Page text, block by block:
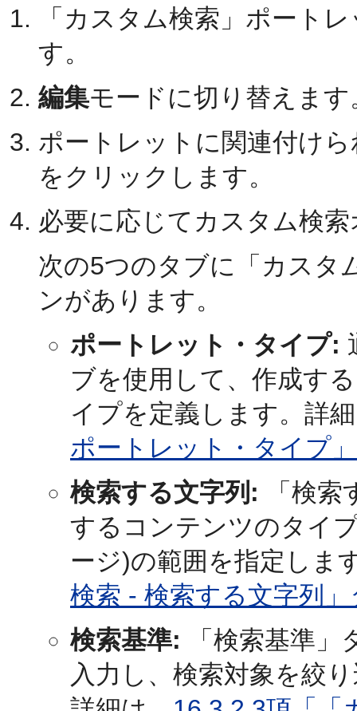
「カスタム検索」ポート
す。
編集モードに切り替えます
ポートレットに関連付け
をクリックします。
必要に応じてカスタム検
次の5つのタブに「カスタ
ンがあります。
ポートレット・タイプ:
ブを使用して、作成す
イプを定義します。詳
ポートレット・タイプ
検索する文字列:
「検
するコンテンツのタイ
ージ)の範囲を指定しま
検索 - 検索する文字列
検索基準:
「検索基準
入力し、検索対象を絞